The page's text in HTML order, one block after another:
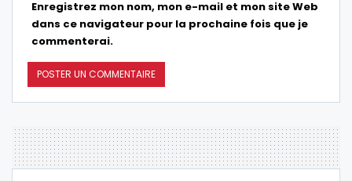
Enregistrez mon nom, mon e-mail et mon site Web
dans ce navigateur pour la prochaine fois que je
commenterai.